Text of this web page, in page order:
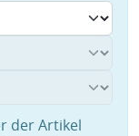
der Artikel